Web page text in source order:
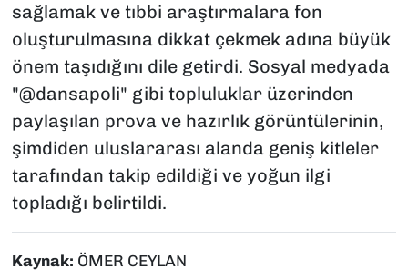
sağlamak ve tıbbi araştırmalara fon
oluşturulmasına dikkat çekmek adına büyük
önem taşıdığını dile getirdi. Sosyal medyada
"@dansapoli" gibi topluluklar üzerinden
paylaşılan prova ve hazırlık görüntülerinin,
şimdiden uluslararası alanda geniş kitleler
tarafından takip edildiği ve yoğun ilgi
topladığı belirtildi.
Kaynak: ÖMER CEYLAN